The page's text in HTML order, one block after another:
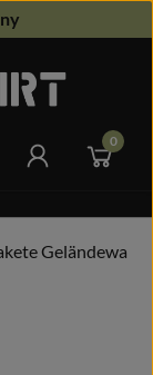
Du hast 0 0
Geländewa